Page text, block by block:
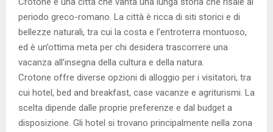
periodo greco-romano. La città è ricca di siti storici e di
bellezze naturali, tra cui la costa e l’entroterra montuoso,
ed è un’ottima meta per chi desidera trascorrere una
vacanza all’insegna della cultura e della natura.
Crotone offre diverse opzioni di alloggio per i visitatori, tra
cui hotel, bed and breakfast, case vacanze e agriturismi. La
scelta dipende dalle proprie preferenze e dal budget a
disposizione. Gli hotel si trovano principalmente nella zona